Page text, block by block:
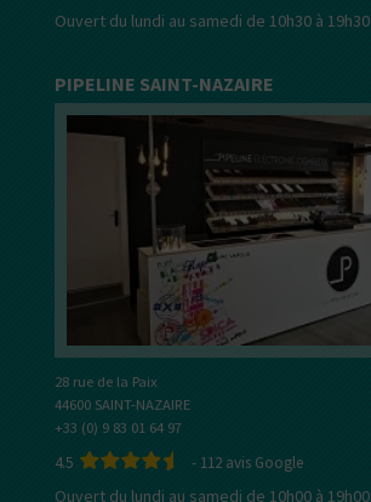
Ouvert du lundi au samedi de 10h30 à 19h30
PIPELINE SAINT-NAZAIRE
28 rue de la Paix
44600 SAINT-NAZAIRE
+33 (0) 9 83 01 64 97
4.5 - 112 avis Google
Ouvert du lundi au samedi de 10h00 à 19h00